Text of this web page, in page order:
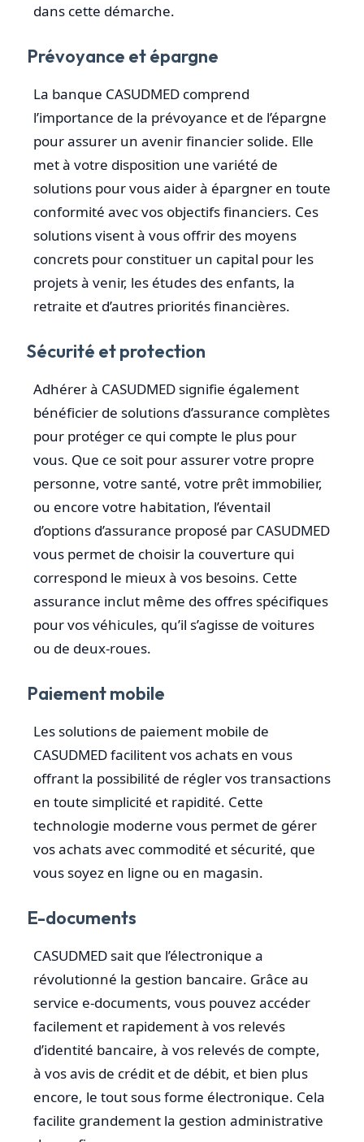
dans cette démarche.
Prévoyance et épargne
La banque CASUDMED comprend
l’importance de la prévoyance et de l’épargne
pour assurer un avenir financier solide. Elle
met à votre disposition une variété de
solutions pour vous aider à épargner en toute
conformité avec vos objectifs financiers. Ces
solutions visent à vous offrir des moyens
concrets pour constituer un capital pour les
projets à venir, les études des enfants, la
retraite et d’autres priorités financières.
Sécurité et protection
Adhérer à CASUDMED signifie également
bénéficier de solutions d’assurance complètes
pour protéger ce qui compte le plus pour
vous. Que ce soit pour assurer votre propre
personne, votre santé, votre prêt immobilier,
ou encore votre habitation, l’éventail
d’options d’assurance proposé par CASUDMED
vous permet de choisir la couverture qui
correspond le mieux à vos besoins. Cette
assurance inclut même des offres spécifiques
pour vos véhicules, qu’il s’agisse de voitures
ou de deux-roues.
Paiement mobile
Les solutions de paiement mobile de
CASUDMED facilitent vos achats en vous
offrant la possibilité de régler vos transactions
en toute simplicité et rapidité. Cette
technologie moderne vous permet de gérer
vos achats avec commodité et sécurité, que
vous soyez en ligne ou en magasin.
E-documents
CASUDMED sait que l’électronique a
révolutionné la gestion bancaire. Grâce au
service e-documents, vous pouvez accéder
facilement et rapidement à vos relevés
d’identité bancaire, à vos relevés de compte,
à vos avis de crédit et de débit, et bien plus
encore, le tout sous forme électronique. Cela
facilite grandement la gestion administrative